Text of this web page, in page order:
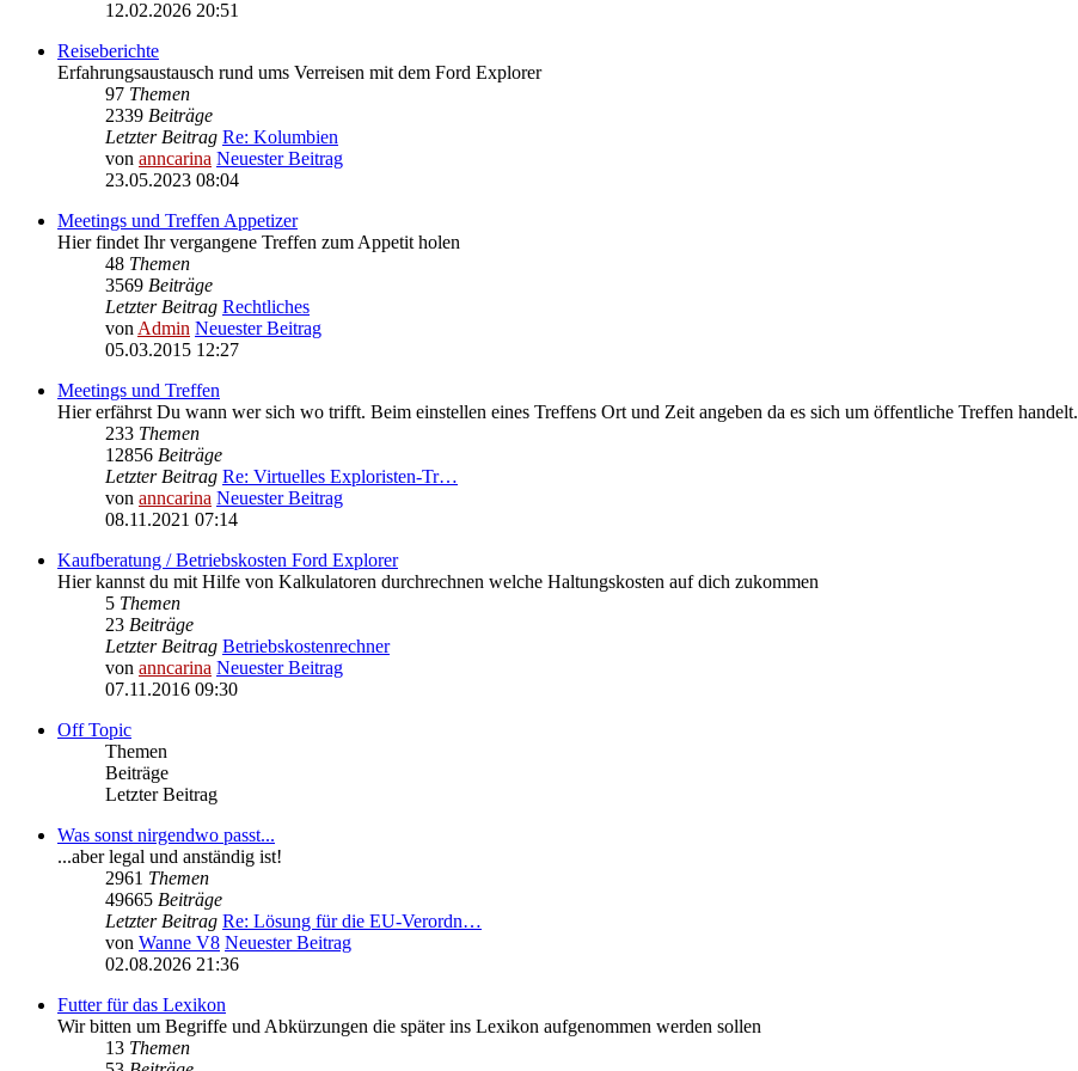
12.02.2026 20:51
Reiseberichte
Erfahrungsaustausch rund ums Verreisen mit dem Ford Explorer
97 Themen
2339 Beiträge
Letzter Beitrag Re: Kolumbien
von anncarina Neuester Beitrag
23.05.2023 08:04
Meetings und Treffen Appetizer
Hier findet Ihr vergangene Treffen zum Appetit holen
48 Themen
3569 Beiträge
Letzter Beitrag Rechtliches
vonAdmin Neuester Beitrag
05.03.2015 12:27
Meetings und Treffen
Hier erfährst Du wann wer sich wo trifft. Beim einstellen eines Treffens Ort und Zeit angeben da es sich um öffentliche Treffen handelt.
233 Themen
12856 Beiträge
Letzter Beitrag Re: Virtuelles Exploristen-Tr…
von anncarina Neuester Beitrag
08.11.2021 07:14
Kaufberatung / Betriebskosten Ford Explorer
Hier kannst du mit Hilfe von Kalkulatoren durchrechnen welche Haltungskosten auf dich zukommen
5 Themen
23 Beiträge
Letzter Beitrag Betriebskostenrechner
von anncarina Neuester Beitrag
07.11.2016 09:30
Off Topic
Themen
Beiträge
Letzter Beitrag
Was sonst nirgendwo passt...
...aber legal und anständig ist!
2961 Themen
49665 Beiträge
Letzter Beitrag Re: Lösung für die EU‑Verordn…
von Wanne V8 Neuester Beitrag
02.08.2026 21:36
Futter für das Lexikon
Wir bitten um Begriffe und Abkürzungen die später ins Lexikon aufgenommen werden sollen
13 Themen